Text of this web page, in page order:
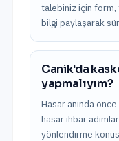
talebiniz için
bilgi paylaşarak
Canik'da
yapmalıyım?
Hasar anında
hasar ihbar
yönlendirme